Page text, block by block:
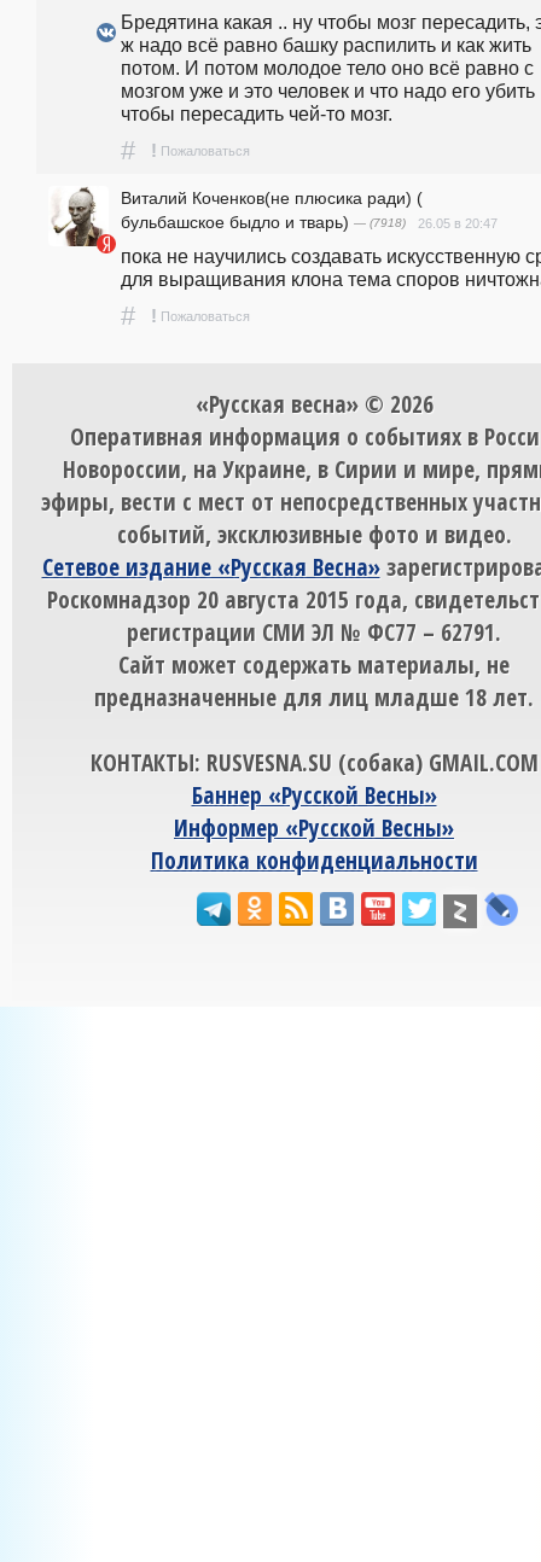
Бредятина какая .. ну чтобы мозг пересадить,
ж надо всё равно башку распилить и как жить
потом. И потом молодое тело оно всё равно с
мозгом уже и это человек и что надо его убить
чтобы пересадить чей-то мозг.
# ! Пожаловаться
Виталий Коченков(не плюсика ради) (
бульбашское быдло и тварь) — (7918) 26.05 в 20:47
пока не научились создавать искусственную
для выращивания клона тема споров
# ! Пожаловаться
«Русская весна» © 2026
Оперативная информация о событиях в
Новороссии, на Украине, в Сирии и мире,
эфиры, вести с мест от непосредственных
событий, эксклюзивные фото и видео.
Сетевое издание «Русская Весна»
Роскомнадзор 20 августа 2015 года,
регистрации СМИ ЭЛ № ФС77 – 62791.
Сайт может содержать материалы, не
предназначенные для лиц младше 18 лет.
КОНТАКТЫ: RUSVESNA.SU (собака) GMAIL.COM
Баннер «Русской Весны»
Информер «Русской Весны»
Политика конфиденциальности